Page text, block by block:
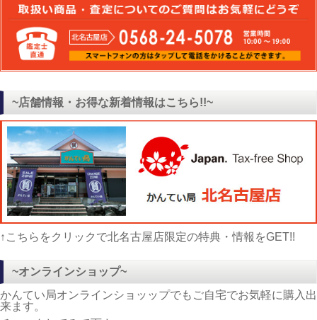
~店舗情報・お得な新着情報はこちら!!~
↑こちらをクリックで北名古屋店限定の特典・情報をGET!!
~オンラインショップ~
かんてい局オンラインショッップでもご自宅でお気軽に購入出
来ます。